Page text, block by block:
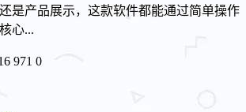
是产品展示，这款软件都能通过简单操作
心...
971 0